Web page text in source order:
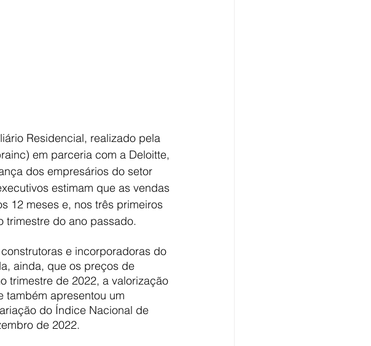
Residencial, realizado pela
em parceria com a Deloitte,
dos empresários do setor
estimam que as vendas
12 meses e, nos três primeiros
trimestre do ano passado.
e incorporadoras do
ainda, que os preços de
trimestre de 2022, a valorização
também apresentou um
do Índice Nacional de
de 2022.